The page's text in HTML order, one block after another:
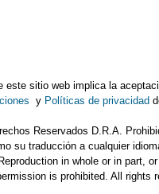
este sitio web implica la
y Políticas de privacidad
Reservados D.R.A.
su traducción a cualquier
in whole or in part,
is prohibited. All rights